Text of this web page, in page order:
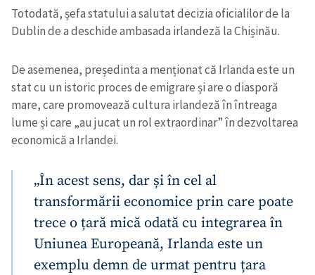
Totodată, șefa statului a salutat decizia oficialilor de la
Dublin de a deschide ambasada irlandeză la Chișinău.
De asemenea, președinta a menționat că Irlanda este un
stat cu un istoric proces de emigrare și are o diasporă
mare, care promovează cultura irlandeză în întreaga
lume și care „au jucat un rol extraordinar” în dezvoltarea
economică a Irlandei.
„În acest sens, dar și în cel al
transformării economice prin care poate
trece o țară mică odată cu integrarea în
Uniunea Europeană, Irlanda este un
exemplu demn de urmat pentru țara